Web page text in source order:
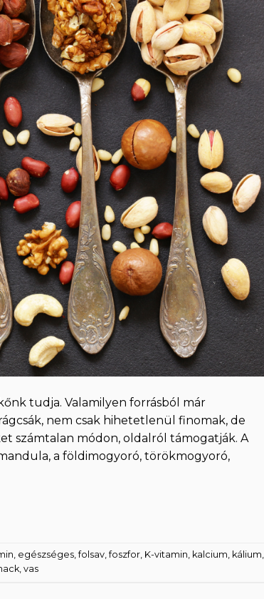
tudja. Valamilyen forrásból már
nem csak hihetetlenül finomak, de
számtalan módon, oldalról támogatják. A
a földimogyoró, törökmogyoró,
egészséges ,folsav ,foszfor K-vitamin kalcium kálium
vas